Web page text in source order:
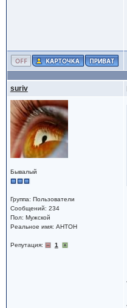
suriv
Бывалый
Группа: Пользователи
Сообщений: 234
Пол: Мужской
Реальное имя: AHTOH
Репутация: 1